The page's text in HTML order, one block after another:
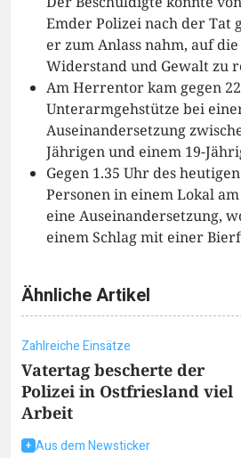
Emder Polizei nach der Tat
er zum Anlass nahm, auf
Widerstand und Gewalt zu
Am Herrentor kam gegen
Unterarmgehstütze bei
Auseinandersetzung
Jährigen und einem 19-
Gegen 1.35 Uhr des
Personen in einem Lokal
eine Auseinandersetzung,
einem Schlag mit einer
Ähnliche Artikel
Zahlreiche Einsätze
Vatertag bescherte der
Polizei in Ostfriesland viel
Arbeit
Aus dem Newsticker